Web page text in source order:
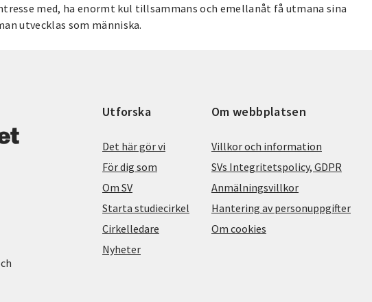
med, ha enormt kul tillsammans och emellanåt få utmana sina
utvecklas som människa.
Utforska
Det här gör vi
För dig som
Om SV
Starta studiecirkel
Cirkelledare
Nyheter
Om webbplatsen
Villkor och information
SVs Integritetspolicy, GDPR
Anmälningsvillkor
Hantering av personuppgifter
Om cookies